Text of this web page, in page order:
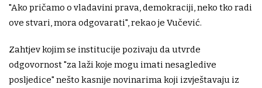
"Ako pričamo o vladavini prava, demokraciji, neko tko radi
ove stvari, mora odgovarati", rekao je Vučević.
Zahtjev kojim se institucije pozivaju da utvrde
odgovornost "za laži koje mogu imati nesagledive
posljedice" nešto kasnije novinarima koji izvještavaju iz